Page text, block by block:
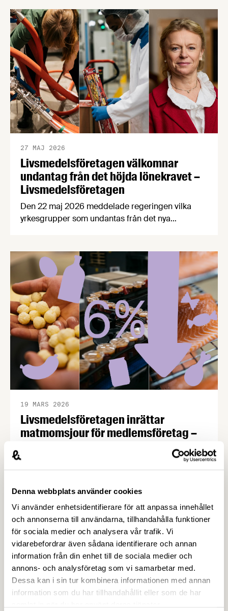
Denna webbplats använder cookies
Vi använder enhetsidentifierare för att anpassa innehållet
och annonserna till användarna, tillhandahålla funktioner
för sociala medier och analysera vår trafik. Vi
vidarebefordrar även sådana identifierare och annan
information från din enhet till de sociala medier och
annons- och analysföretag som vi samarbetar med.
Dessa kan i sin tur kombinera informationen med annan
information som du har tillhandahållit eller som de har
Livsmedelsföretagen välkomnar
undantag från det höjda lönekravet –
Livsmedelsföretagen
27 MAJ 2026
Den 22 maj 2026 meddelade regeringen vilka
yrkesgrupper som undantas från det nya
innebär att flera av livsmedelsindustrins bristyrken
omfattas av ett lägre lönekrav. Samtidigt fastställs
att bärplockare av vilda bär framöver hanteras
inom ramarna för direktivet för
säsongsanställning.
Livsmedelsföretagen inrättar
matmomsjour för medlemsföretag –
19 MARS 2026
Den 1 april 2026 träder matmomssänkningen i
procent. För att underlätta och besvara
medlemmarnas frågor inrättar
Livsmedelsföretagen en tillfällig matmomsjour
som kommer att bemannas av
mervärdesskattespecialisterna Pär Sundberg och
Mats Holmlund.